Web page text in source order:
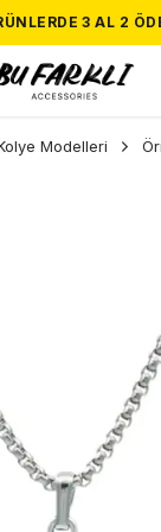
3 AL 2
Modelleri